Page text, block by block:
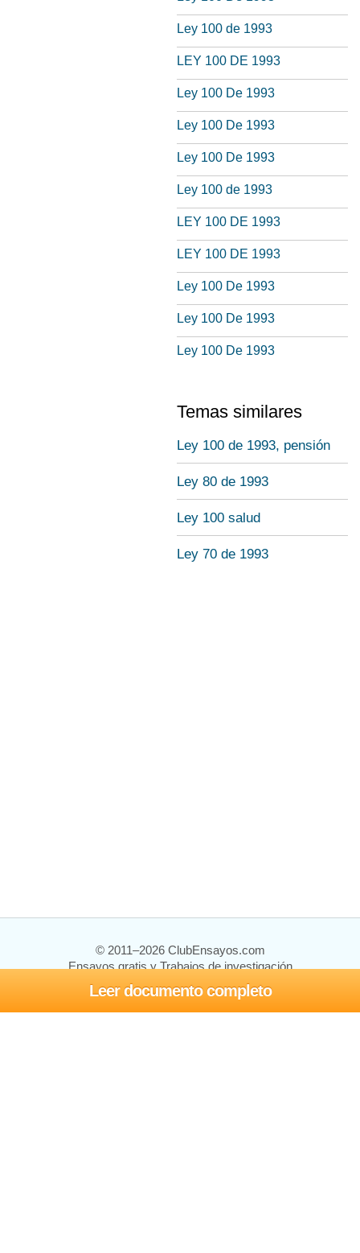
Leer documento completo
Ley 100 de 1993
LEY 100 DE 1993
Ley 100 De 1993
Ley 100 De 1993
Ley 100 De 1993
Ley 100 de 1993
LEY 100 DE 1993
LEY 100 DE 1993
Ley 100 De 1993
Ley 100 De 1993
Ley 100 De 1993
Temas similares
Ley 100 de 1993, pensión
Ley 80 de 1993
Ley 100 salud
Ley 70 de 1993
© 2011–2026 ClubEnsayos.com
Ensayos gratis y Trabajos de investigación